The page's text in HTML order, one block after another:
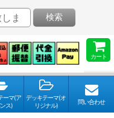
カート
検索
ーマ(ア
ス)
デッキテーマ(オ
リジナル)
問い合わせ